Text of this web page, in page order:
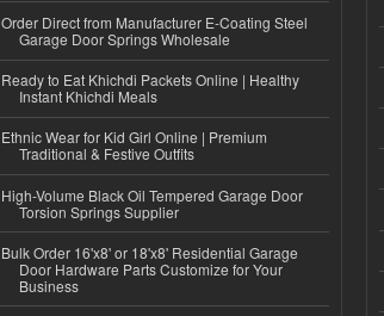
Order Direct from Manufacturer E-Coating Steel
Garage Door Springs Wholesale
Ready to Eat Khichdi Packets Online | Healthy
Instant Khichdi Meals
Ethnic Wear for Kid Girl Online | Premium
Traditional & Festive Outfits
High-Volume Black Oil Tempered Garage Door
Torsion Springs Supplier
Bulk Order 16'x8' or 18'x8' Residential Garage
Door Hardware Parts Customize for Your
Business